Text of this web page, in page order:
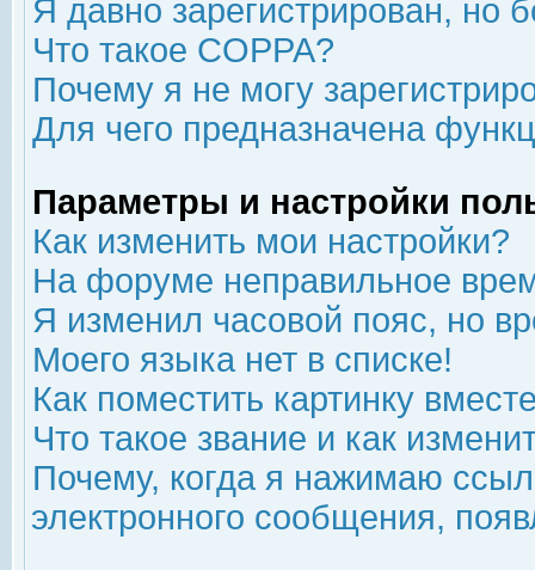
Я давно зарегистрирован, но
Что такое COPPA?
Почему я не могу
Для чего предназначена
Параметры и настройки
Как изменить мои настройки?
На форуме неправильное
Я изменил часовой пояс, но
Моего языка нет в списке!
Как поместить картинку
Что такое звание и как
Почему, когда я нажимаю
электронного сообщения,